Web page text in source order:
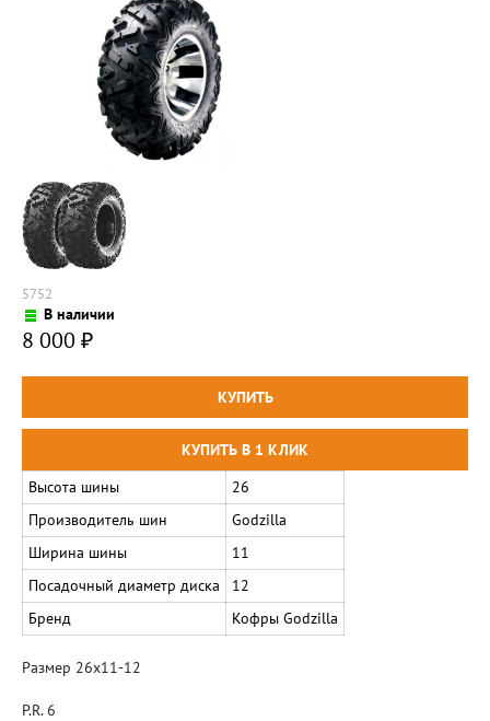
5752
В наличии
8 000 ₽
Высота шины
26
Производитель шин
Godzilla
Ширина шины
11
Посадочный диаметр диска
12
Бренд
Кофры Godzilla
Размер 26х11-12
P.R.6